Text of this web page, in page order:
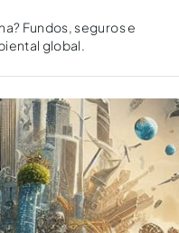
Fundos, seguros e
global.